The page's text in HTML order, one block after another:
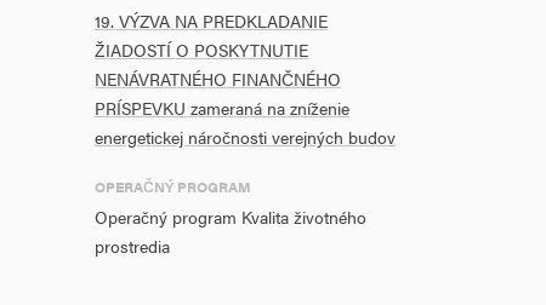
19. VÝZVA NA PREDKLADANIE
ŽIADOSTÍ O POSKYTNUTIE
NENÁVRATNÉHO FINANČNÉHO
PRÍSPEVKU zameraná na zníženie
energetickej náročnosti verejných budov
OPERAČNÝ PROGRAM
Operačný program Kvalita životného
prostredia